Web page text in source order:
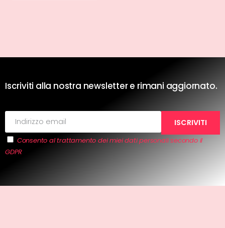
Iscriviti alla nostra newsletter e rimani aggiornato.
Consento al trattamento dei miei dati personali secondo il
GDPR